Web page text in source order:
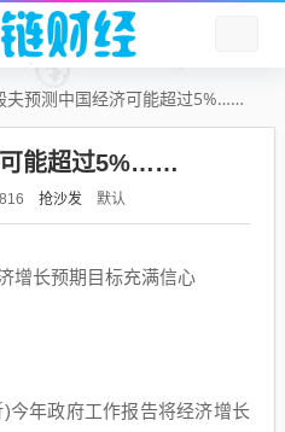
夫预测中国经济可能超过5%……
可能超过5%……
抢沙发 默认
增长预期目标充满信心
今年政府工作报告将经济增长